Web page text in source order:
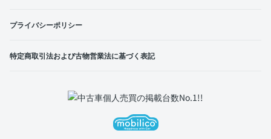
プライバシーポリシー
特定商取引法および古物営業法に基づく表記